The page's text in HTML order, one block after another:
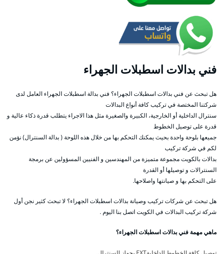
فني بدالات اسطبلات الجهراء
هل تبحث عن فني بدالات اسطبلات الجهراء؟ فني بدالة اسطبلات الجهراء العامل لدى
شركتنا المختصة في تركيب كافة أنواع البدالات
سنترال الداخلية أو الخارجية، الكبيرة والصغيرة مثل هذا الاجراء يتطلب قدرة ذكاء عالية و
قدرة على توصيل الخطوط
جميعها بلوحة واحدة بحيث يمكنك التحكم بها من خلال هذه اللوحة ( بدالة السنترال) نؤمن
لكم في شركة تركيب
بدالات بالكويت مجموعة متميزة من المهندسين و الفنيين المسؤولين عن برمجة
السنترالات و توصيلها أو القدرة
على التحكم بها و صيانتها واصلاحها.
هل تبحث عن شركات تركيب وصيانة بدالات اسطبلات الجهراء؟ لا تبحث كثير نجن أول
شركة تركيب البدالات في الكويت اتصل بنا اليوم .
ماهي مهمة فني بدالات اسطبلات الجهراء؟